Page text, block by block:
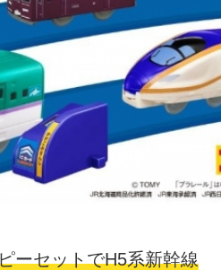
ーセットでH5系新幹線